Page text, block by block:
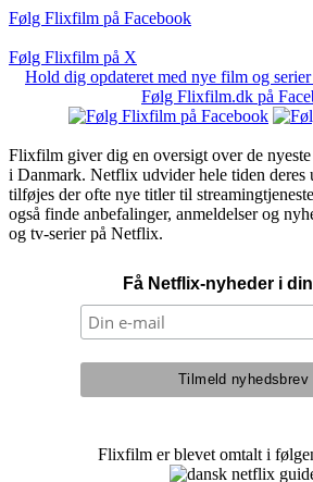
Følg Flixfilm på Facebook
Følg Flixfilm på X
Hold dig opdateret med nye film og
Følg Flixfilm.dk på
Flixfilm giver dig en oversigt over de
i Danmark. Netflix udvider hele tiden deres
tilføjes der ofte nye titler til
også finde anbefalinger, anmeldelser og
og tv-serier på Netflix.
Få Netflix-nyheder i
Flixfilm er blevet omtalt i